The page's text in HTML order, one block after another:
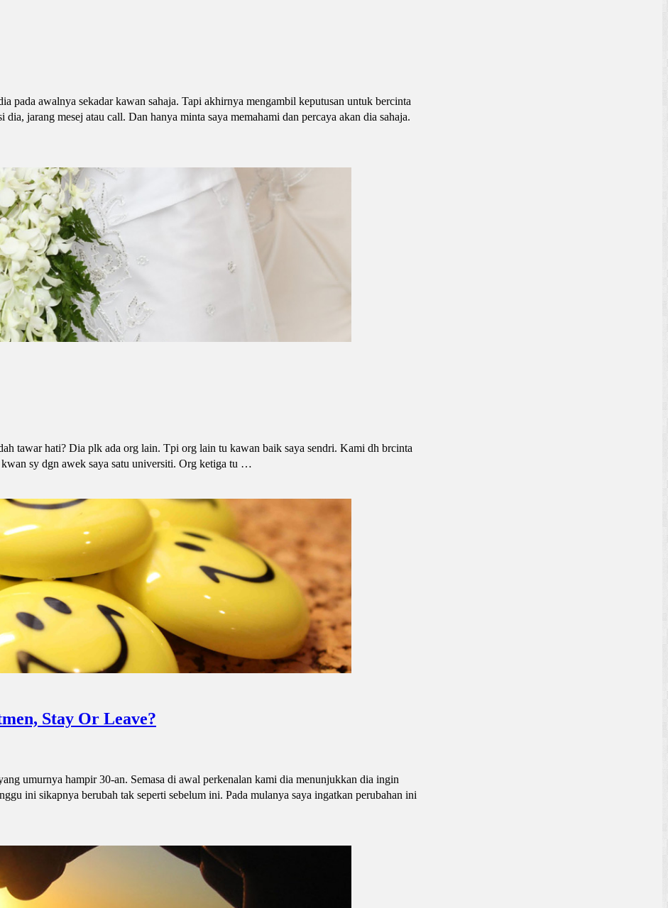
pada awalnya sekadar kawan sahaja. Tapi akhirnya mengambil keputusan untuk bercinta
dia, jarang mesej atau call. Dan hanya minta saya memahami dan percaya akan dia sahaja.
tawar hati? Dia plk ada org lain. Tpi org lain tu kawan baik saya sendri. Kami dh brcinta
sy dgn awek saya satu universiti. Org ketiga tu …
Stay Or Leave?
umurnya hampir 30-an. Semasa di awal perkenalan kami dia menunjukkan dia ingin
ini sikapnya berubah tak seperti sebelum ini. Pada mulanya saya ingatkan perubahan ini